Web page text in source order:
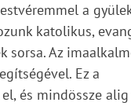
a
katolikus,
sorsa. Az
Ez a
és mindössze